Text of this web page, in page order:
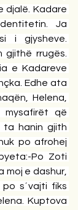
djalë. Kadare
Ja
i gjysheve.
gjithë rrugës.
e Kadareve
Edhe ata
Helena,
mysafirët që
ta hanin gjith
po afrohej
Po Zoti
moj e dashur,
s´vajti fiks
Kuptova